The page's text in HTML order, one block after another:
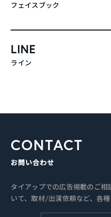
フェイスブック
LINE
ライン
CONTACT
お問い合わせ
タイアップでの広告掲載のご
いて、取材/出演依頼など、各